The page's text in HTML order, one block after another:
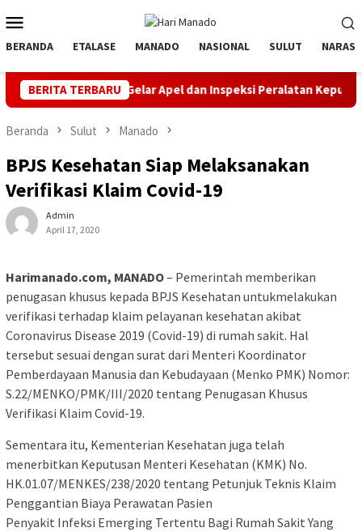
ke
kontenMobile
BERANDA ETALASE MANADO NASIONAL SULUT NARASI
BERITA TERBARU
Gelar Apel dan Inspeksi Peralatan Kepulauan Nusa Utara
Beranda Sulut Manado
BPJS Kesehatan Siap Melaksanakan
Verifikasi Klaim Covid-19
Admin
April 17, 2020
Harimanado.com, MANADO– Pemerintah memberikan
penugasan khusus kepada BPJS Kesehatan untukmelakukan
verifikasi terhadap klaim pelayanan kesehatan akibat
Coronavirus Disease 2019 (Covid-19) di rumah sakit. Hal
tersebut sesuai dengan surat dari Menteri Koordinator
Pemberdayaan Manusia dan Kebudayaan (Menko PMK) Nomor:
S.22/MENKO/PMK/III/2020 tentang Penugasan Khusus
Verifikasi Klaim Covid-19.
Sementara itu, Kementerian Kesehatan juga telah
menerbitkan Keputusan Menteri Kesehatan (KMK) No.
HK.01.07/MENKES/238/2020 tentang Petunjuk Teknis Klaim
Penggantian Biaya Perawatan Pasien
Penyakit Infeksi Emerging Tertentu Bagi Rumah Sakit Yang